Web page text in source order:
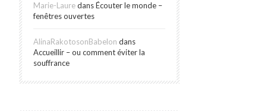
Marie-LauredansÉcouter le monde –
fenêtres ouvertes
AlinaRakotosonBabelon dans
Accueillir – ou comment éviter la
souffrance